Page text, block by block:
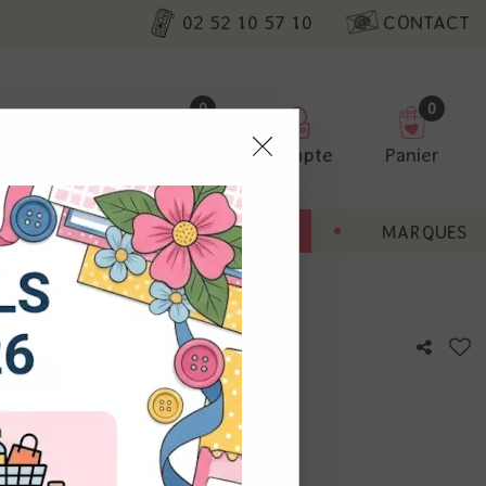
02 52 10 57 10 CONTACT
0
Compte
0
Panier
BONNES AFFAIRES MARQUES
avis !
nos
non
Vous
à droite